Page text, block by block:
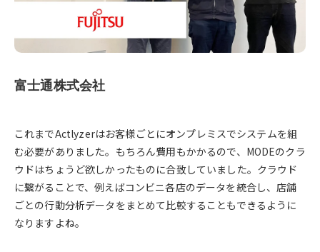
富士通株式会社
これまでActlyzerはお客様ごとにオンプレミスでシステムを組
む必要がありました。もちろん費用もかかるので、MODEのクラ
ウドはちょうど欲しかったものに合致していました。クラウド
に繋がることで、例えばコンビニ各店のデータを統合し、店舗
ごとの行動分析データをまとめて比較することもできるように
なりますよね。